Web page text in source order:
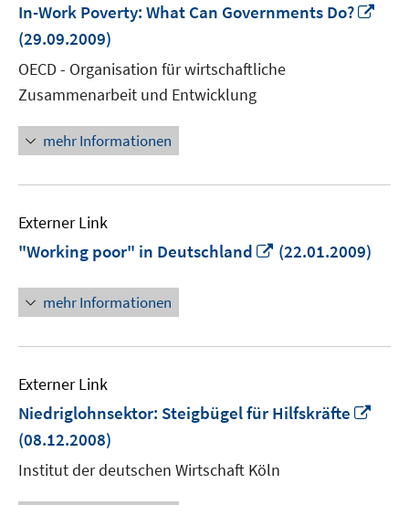
In-Work Poverty: What Can Governments Do?
(29.09.2009)
OECD - Organisation für wirtschaftliche
Zusammenarbeit und Entwicklung
mehr Informationen
Externer Link
"Working poor" in Deutschland
In
(22.01.2009)
mehr Informationen
Externer Link
Niedriglohnsektor: Steigbügel für Hilfskräfte
(08.12.2008)
Institut der deutschen Wirtschaft Köln